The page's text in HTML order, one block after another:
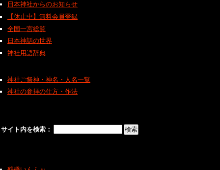
日本神社からのお知らせ
【休止中】無料会員登録
全国一宮総覧
日本神話の世界
神社用語辞典
神社ご祭神・神名・人名一覧
神社の参拝の仕方・作法
サイト内を検索：